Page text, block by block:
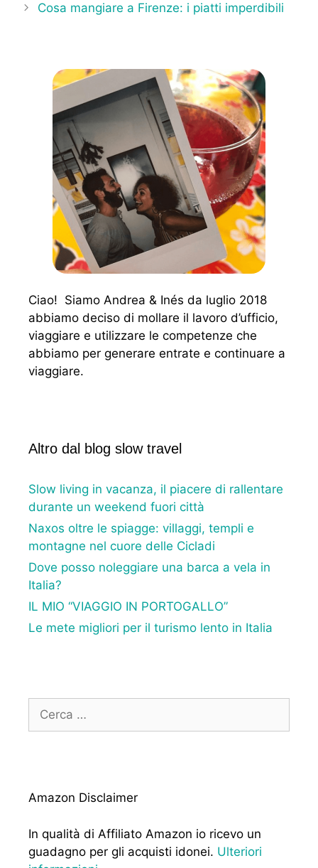
Cosa mangiare a Firenze: i piatti imperdibili
Ciao! Siamo Andrea & Inés da luglio 2018
abbiamo deciso di mollare il lavoro d’ufficio,
viaggiare e utilizzare le competenze che
abbiamo per generare entrate e continuare a
viaggiare.
Altro dal blog slow travel
Slow living in vacanza, il piacere di rallentare
durante un weekend fuori città
Naxos oltre le spiagge: villaggi, templi e
montagne nel cuore delle Cicladi
Dove posso noleggiare una barca a vela in
Italia?
IL MIO “VIAGGIO IN PORTOGALLO”
Le mete migliori per il turismo lento in Italia
Ricerca
Amazon Disclaimer
In qualità di Affiliato Amazon io ricevo un
guadagno per gli acquisti idonei. Ulteriori